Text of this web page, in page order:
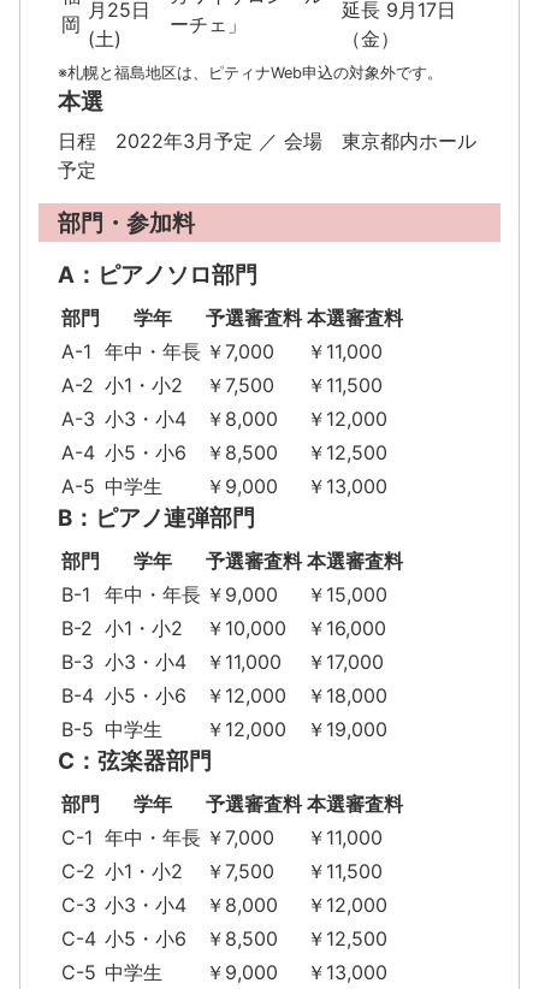
岡
月25日
(土)
ーチェ」
延長 9月17日
（金）
※札幌と福島地区は、ピティナWeb申込の対象外です。
本選
日程 2022年3月予定 ／ 会場 東京都内ホール
予定
部門・参加料
A：ピアノソロ部門
部門 学年 予選審査料 本選審査料
A-1 年中・年長 ￥7,000
￥11,000
A-2 小1・小2 ￥7,500
￥11,500
A-3 小3・小4 ￥8,000
￥12,000
A-4 小5・小6 ￥8,500
￥12,500
A-5 中学生 ￥9,000 ￥13,000
B：ピアノ連弾部門
部門 学年 予選審査料 本選審査料
B-1
年中・年長 ￥9,000
￥15,000
B-2 小1・小2 ￥10,000
￥16,000
B-3 小3・小4 ￥11,000
￥17,000
B-4 小5・小6 ￥12,000
￥18,000
B-5 中学生 ￥12,000 ￥19,000
C：弦楽器部門
部門 学年 予選審査料 本選審査料
C-1 年中・年長 ￥7,000
￥11,000
C-2 小1・小2 ￥7,500
￥11,500
C-3 小3・小4 ￥8,000
￥12,000
C-4 小5・小6 ￥8,500
￥12,500
C-5 中学生 ￥9,000 ￥13,000